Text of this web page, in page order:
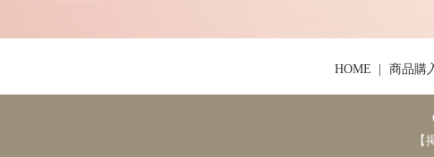
HOME 商品購